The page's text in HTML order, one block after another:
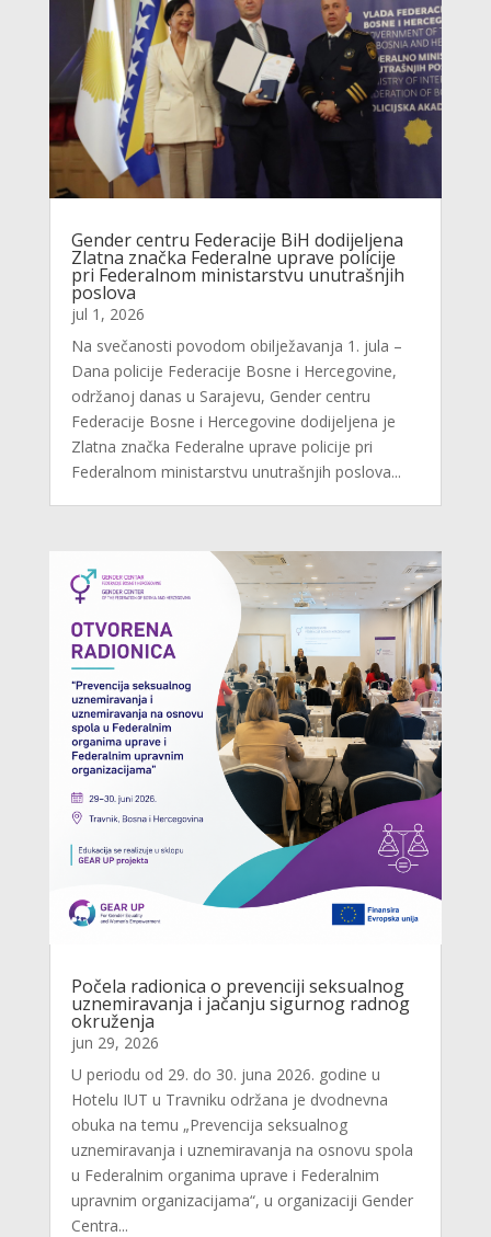
Gender centru Federacije BiH dodijeljena
Zlatna značka Federalne uprave policije
pri Federalnom ministarstvu unutrašnjih
poslova
jul 1, 2026
Na svečanosti povodom obilježavanja 1. jula –
Dana policije Federacije Bosne i Hercegovine,
održanoj danas u Sarajevu, Gender centru
Federacije Bosne i Hercegovine dodijeljena je
Zlatna značka Federalne uprave policije pri
Federalnom ministarstvu unutrašnjih poslova...
Počela radionica o prevenciji seksualnog
uznemiravanja i jačanju sigurnog radnog
okruženja
jun 29, 2026
U periodu od 29. do 30. juna 2026. godine u
Hotelu IUT u Travniku održana je dvodnevna
obuka na temu „Prevencija seksualnog
uznemiravanja i uznemiravanja na osnovu spola
u Federalnim organima uprave i Federalnim
upravnim organizacijama“, u organizaciji Gender
Centra...